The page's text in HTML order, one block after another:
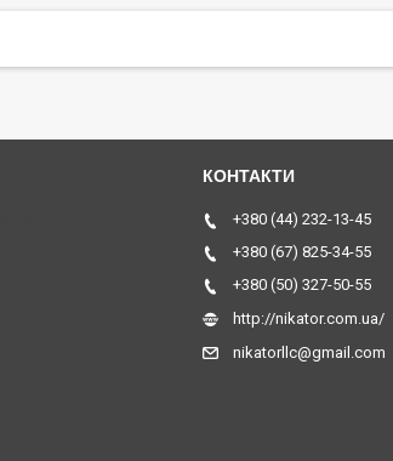
+380 (44) 232-13-45
+380 (67) 825-34-55
+380 (50) 327-50-55
http://nikator.com.ua/
nikatorllc@gmail.com